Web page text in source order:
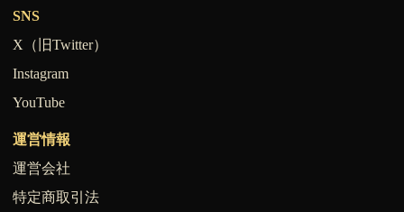
SNS
X（旧Twitter）
Instagram
YouTube
運営情報
運営会社
特定商取引法